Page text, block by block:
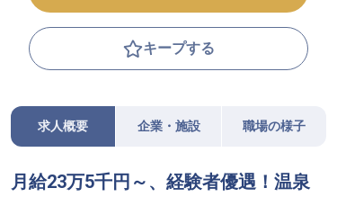
キープする
求人概要 企業・施設 職場の様子
月給23万5千円～、経験者優遇！温泉